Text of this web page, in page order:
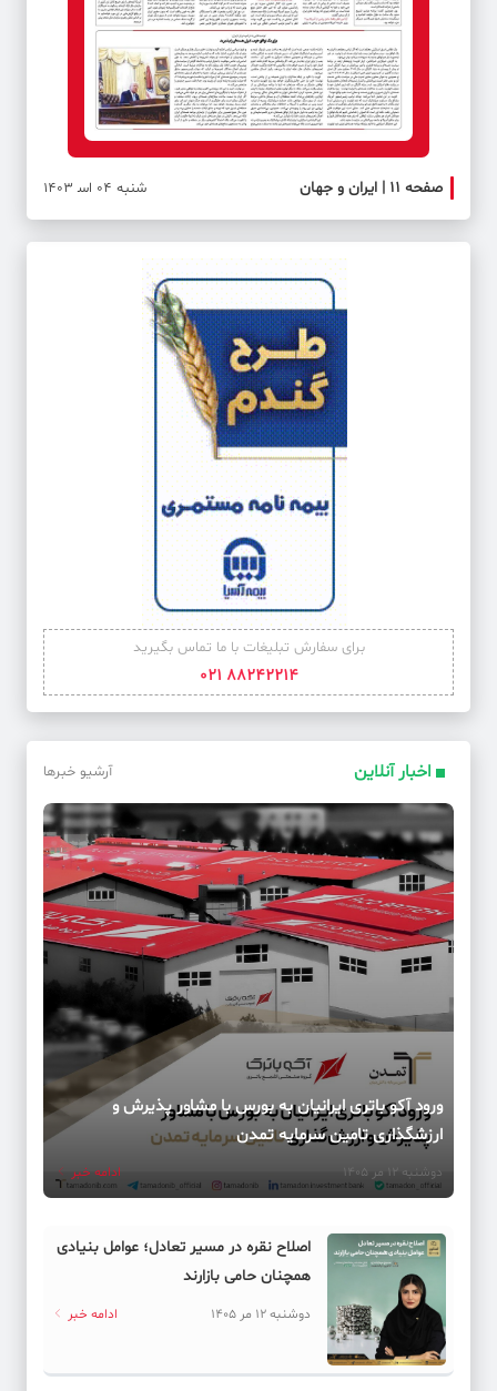
صفحه ۱۱ | ایران و جهان شنبه 04 اس‍ 1403
برای سفارش تبلیغات با ما تماس بگیرید
88242214 021
اخبار آنلاین آرشیو خبرها
ورود آکو باتری ایرانیان به بورس با مشاور پذیرش و
ارزشگذاری تامین سرمایه تمدن
دوشنبه 12 مر 1405 ادامه خبر
اصلاح نقره در مسیر تعادل؛ عوامل بنیادی
همچنان حامی بازارند
دوشنبه 12 مر 1405 ادامه خبر